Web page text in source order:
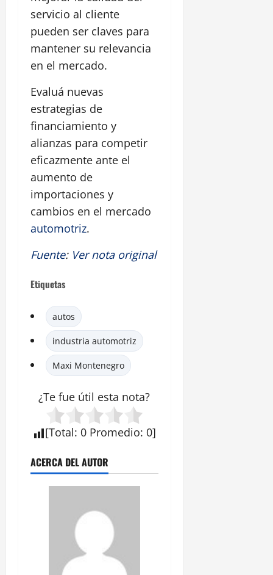
servicio al cliente
pueden ser claves para
mantener su relevancia
en el mercado.
Evaluá nuevas
estrategias de
financiamiento y
alianzas para competir
eficazmente ante el
aumento de
importaciones y
cambios en el mercado
automotriz.
Fuente: Ver nota original
Etiquetas
autos
industria automotriz
Maxi Montenegro
¿Te fue útil esta nota?
[Total: 0 Promedio: 0]
ACERCA DEL AUTOR